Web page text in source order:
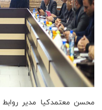
محسن معتمدکیا مدیر